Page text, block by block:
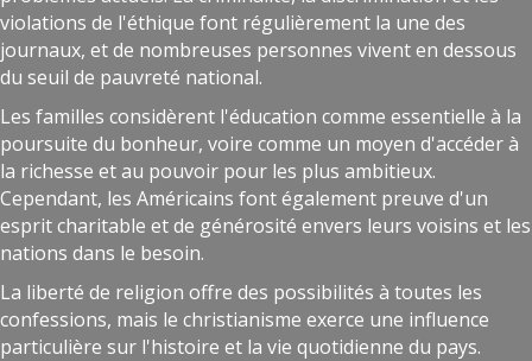
violations de l'éthique font régulièrement la une des
journaux, et de nombreuses personnes vivent en dessous
du seuil de pauvreté national.
Les familles considèrent l'éducation comme essentielle à la
poursuite du bonheur, voire comme un moyen d'accéder à
la richesse et au pouvoir pour les plus ambitieux.
Cependant, les Américains font également preuve d'un
esprit charitable et de générosité envers leurs voisins et les
nations dans le besoin.
La liberté de religion offre des possibilités à toutes les
confessions, mais le christianisme exerce une influence
particulière sur l'histoire et la vie quotidienne du pays.